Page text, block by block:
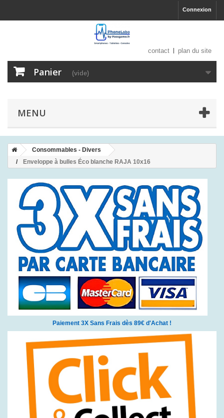
Connexion
contact plan du site
Panier (vide)
MENU
Consommables - Divers
Enveloppe à bulles Éco blanche RAJA 10x16
Paiement 3X Sans Frais dès 89€ d'Achat !